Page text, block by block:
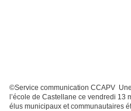
©Service communication CCAPV
l’école de Castellane ce vendredi 13
élus municipaux et communautaires